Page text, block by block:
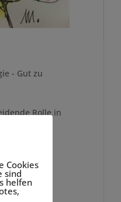
- Gut zu
Rolle in
eines
Cookies
sind
helfen